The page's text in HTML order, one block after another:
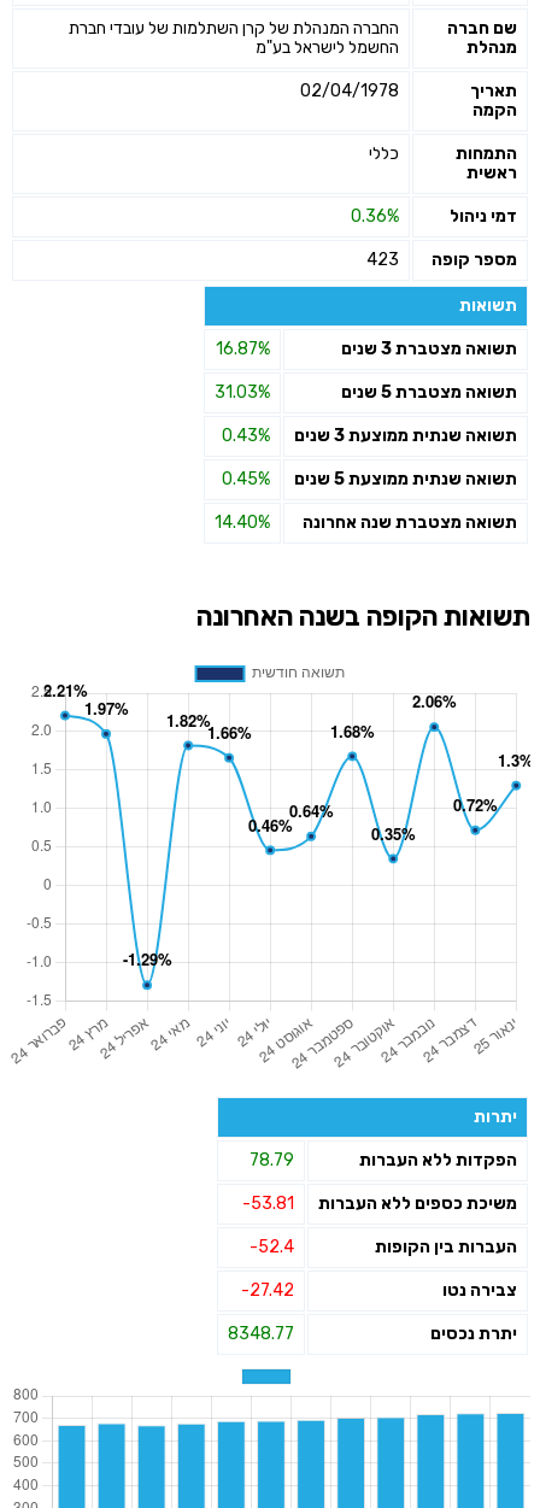
שם חברה
מנהלת
החברה המנהלת של קרן השתלמות של עובדי חברת
החשמל לישראל בע"מ
תאריך
הקמה
02/04/1978
התמחות
ראשית
כללי
דמי ניהול 0.36%
מספר קופה 423
תשואות
תשואה מצטברת 3 שנים 16.87%
תשואה מצטברת 5 שנים 31.03%
תשואה שנתית ממוצעת 3 שנים 0.43%
תשואה שנתית ממוצעת 5 שנים 0.45%
תשואה מצטברת שנה אחרונה 14.40%
תשואות הקופה בשנה האחרונה
יתרות
הפקדות ללא העברות 78.79
משיכת כספים ללא העברות -53.81
העברות בין הקופות -52.4
צבירה נטו -27.42
יתרת נכסים 8348.77